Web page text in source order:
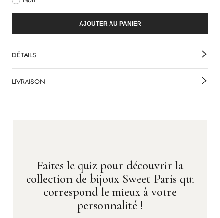
AJOUTER AU PANIER
DÉTAILS
LIVRAISON
Faites le quiz pour découvrir la
collection de bijoux Sweet Paris qui
correspond le mieux à votre
personnalité !